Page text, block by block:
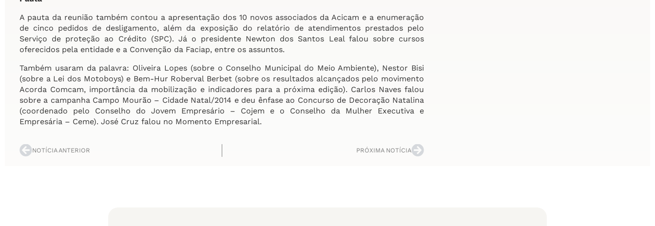
A pauta da reunião também contou a apresentação dos 10 novos associados da Acicam e a enumeração
de cinco pedidos de desligamento, além da exposição do relatório de atendimentos prestados pelo
Serviço de proteção ao Crédito (SPC). Já o presidente Newton dos Santos Leal falou sobre cursos
oferecidos pela entidade e a Convenção da Faciap, entre os assuntos.
Também usaram da palavra: Oliveira Lopes (sobre o Conselho Municipal do Meio Ambiente), Nestor Bisi
(sobre a Lei dos Motoboys) e Bem-Hur Roberval Berbet (sobre os resultados alcançados pelo movimento
Acorda Comcam, importância da mobilização e indicadores para a próxima edição). Carlos Naves falou
sobre a campanha Campo Mourão – Cidade Natal/2014 e deu ênfase ao Concurso de Decoração Natalina
(coordenado pelo Conselho do Jovem Empresário – Cojem e o Conselho da Mulher Executiva e
Empresária – Ceme). José Cruz falou no Momento Empresarial.
NOTÍCIA ANTERIOR PRÓXIMA NOTÍCIA